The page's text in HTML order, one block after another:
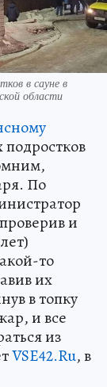
в сауне в
области
подростков
По
и
то
их
в топку
и все
из
VSE42.Ru, в